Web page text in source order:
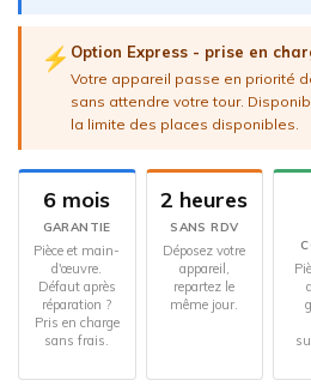
⚡ Option Express - prise en
Votre appareil passe en priorité
sans attendre votre tour.
la limite des places disponibles.
6 mois
GARANTIE
Pièce et main-
d'œuvre.
Défaut après
réparation ?
Pris en charge
sans frais.
2 heures
SANS RDV
Déposez votre
appareil,
repartez le
même jour.